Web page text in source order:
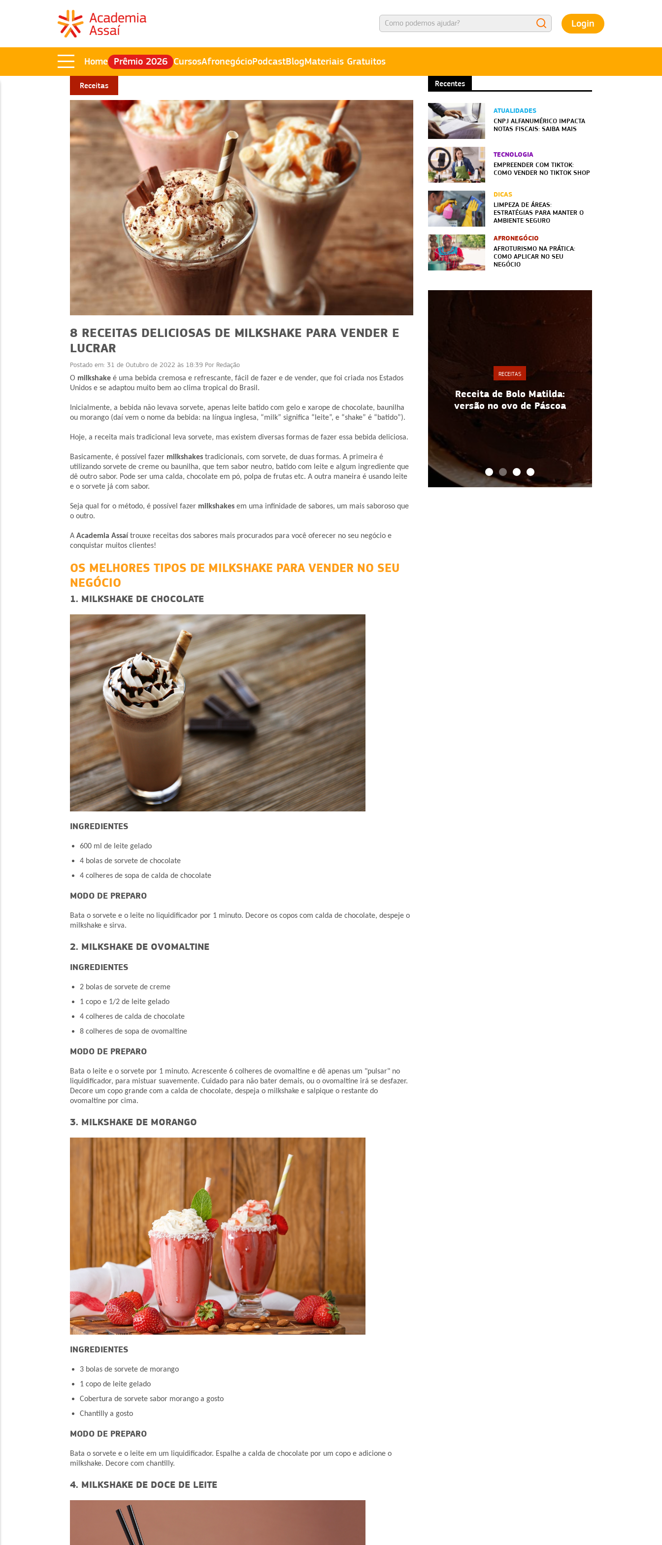
Login
Home Prêmio 2026 CursosAfronegócioPodcastBlogMateriais Gratuitos
Receitas
8 RECEITAS DELICIOSAS DE MILKSHAKE PARA VENDER E
LUCRAR
Postado em: 31 de Outubro de 2022 às 18:39 Por Redação
O milkshake é uma bebida cremosa e refrescante, fácil de fazer e de vender, que foi criada nos Estados
Unidos e se adaptou muito bem ao clima tropical do Brasil.
Inicialmente, a bebida não levava sorvete, apenas leite batido com gelo e xarope de chocolate, baunilha
ou morango (daí vem o nome da bebida: na língua inglesa, “milk” significa “leite”, e “shake” é “batido”).
Hoje, a receita mais tradicional leva sorvete, mas existem diversas formas de fazer essa bebida deliciosa.
Basicamente, é possível fazer milkshakes tradicionais, com sorvete, de duas formas. A primeira é
utilizando sorvete de creme ou baunilha, que tem sabor neutro, batido com leite e algum ingrediente que
dê outro sabor. Pode ser uma calda, chocolate em pó, polpa de frutas etc. A outra maneira é usando leite
e o sorvete já com sabor.
Seja qual for o método, é possível fazer milkshakes em uma infinidade de sabores, um mais saboroso que
o outro.
A Academia Assaí trouxe receitas dos sabores mais procurados para você oferecer no seu negócio e
conquistar muitos clientes!
OS MELHORES TIPOS DE MILKSHAKE PARA VENDER NO SEU
NEGÓCIO
1. MILKSHAKE DE CHOCOLATE
INGREDIENTES
600 ml de leite gelado
4 bolas de sorvete de chocolate
4 colheres de sopa de calda de chocolate
MODO DE PREPARO
Bata o sorvete e o leite no liquidificador por 1 minuto. Decore os copos com calda de chocolate, despeje o
milkshake e sirva.
2. MILKSHAKE DE OVOMALTINE
INGREDIENTES
2 bolas de sorvete de creme
1 copo e 1/2 de leite gelado
4 colheres de calda de chocolate
8 colheres de sopa de ovomaltine
MODO DE PREPARO
Bata o leite e o sorvete por 1 minuto. Acrescente 6 colheres de ovomaltine e dê apenas um "pulsar" no
liquidificador, para mistuar suavemente. Cuidado para não bater demais, ou o ovomaltine irá se desfazer.
Decore um copo grande com a calda de chocolate, despeja o milkshake e salpique o restante do
ovomaltine por cima.
3. MILKSHAKE DE MORANGO
INGREDIENTES
3 bolas de sorvete de morango
1 copo de leite gelado
Cobertura de sorvete sabor morango a gosto
Chantilly a gosto
MODO DE PREPARO
Bata o sorvete e o leite em um liquidificador. Espalhe a calda de chocolate por um copo e adicione o
milkshake. Decore com chantilly.
4. MILKSHAKE DE DOCE DE LEITE
Recentes
ATUALIDADES
CNPJ ALFANUMÉRICO IMPACTA
NOTAS FISCAIS: SAIBA MAIS
TECNOLOGIA
EMPREENDER COM TIKTOK:
COMO VENDER NO TIKTOK SHOP
DICAS
LIMPEZA DE ÁREAS:
ESTRATÉGIAS PARA MANTER O
AMBIENTE SEGURO
AFRONEGÓCIO
AFROTURISMO NA PRÁTICA:
COMO APLICAR NO SEU
NEGÓCIO
Verão: receitas
vender bem
Receitas com café: ideias
além da xícara para vender
RECEITAS
versão no ovo de Páscoa
RECEITAS
Espaguete de abobrinha:
receita fácil e saudável para
vender
3 4